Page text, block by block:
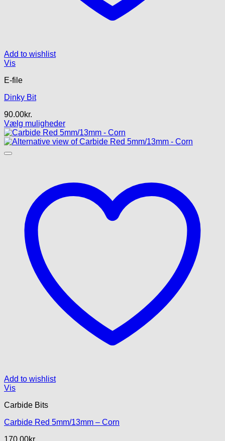
Add to wishlist
Vis
E-file
Dinky Bit
90.00kr.
Vælg muligheder
Dette
vare
har
varesiden
Add to wishlist
Vis
Carbide Bits
Carbide Red 5mm/13mm – Corn